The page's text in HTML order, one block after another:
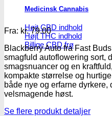
Medicinsk Cannabis
Højt CBD indhold
Højt THC indhold
Billige CBD frø
Fra: kr.79.00
Blackberry Auto fra Fast
smagfuld autoflowering sort,
smagsnuancer og en
kompakte størrelse og
både nye og erfarne
velsmagende høst.
Se flere produkt detaljer